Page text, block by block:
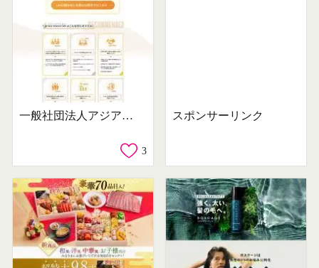
一般社団法人アジアサイエンスカフェ
3
スポンサーリンク